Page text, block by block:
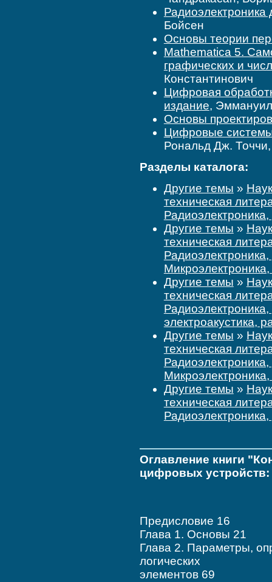
Радиоэлектроника
Бойсен
Основы теории
Mathematica 5.
графических и
Константинович
Цифровая
издание,
Основы
Цифровые
Рональд Дж.
Разделы каталога:
Другие темы »
техническая
Другие темы »
техническая
Другие темы »
техническая
электроакустика,
Другие темы »
техническая
Другие темы »
техническая
Оглавление книги
цифровых
Предисловие 16
Глава 1. Основы 21
Глава 2. Параметры,
логических
элементов 69